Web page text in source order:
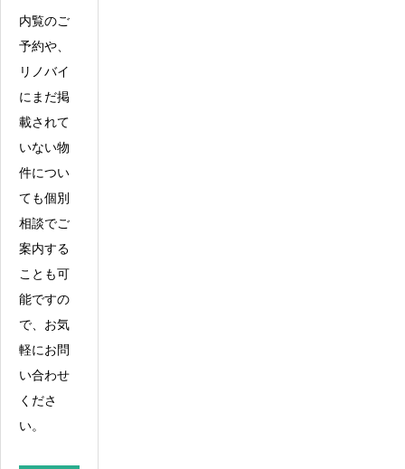
内覧のご
予約や、
リノバイ
にまだ掲
載されて
いない物
件につい
ても個別
相談でご
案内する
ことも可
能ですの
で、お気
軽にお問
い合わせ
くださ
い。